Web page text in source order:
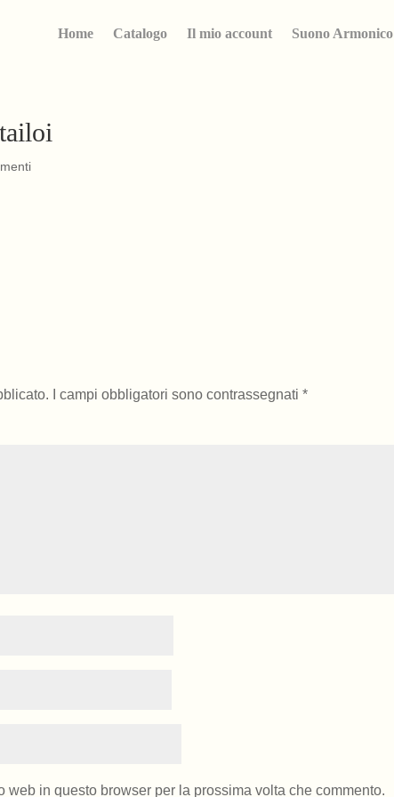
Home Catalogo Il mio account Suono Armonico
I campi obbligatori sono contrassegnati*
web in questo browser per la prossima volta che commento.